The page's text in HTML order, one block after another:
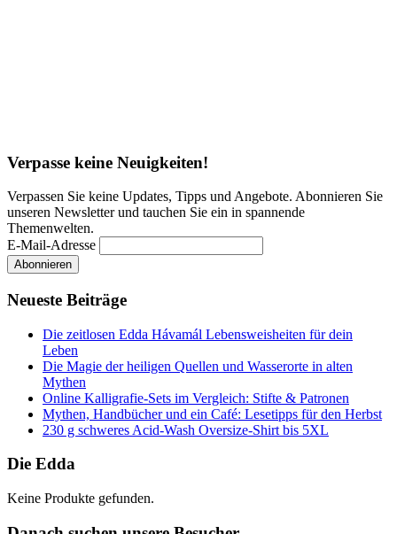
Verpasse keine Neuigkeiten!
Verpassen Sie keine Updates, Tipps und Angebote. Abonnieren Sie
unseren Newsletter und tauchen Sie ein in spannende
Themenwelten.
E-Mail-Adresse
Neueste Beiträge
Die zeitlosen Edda Hávamál Lebensweisheiten für dein
Leben
Die Magie der heiligen Quellen und Wasserorte in alten
Mythen
Online Kalligrafie‑Sets im Vergleich: Stifte & Patronen
Mythen, Handbücher und ein Café: Lesetipps für den Herbst
230 g schweres Acid-Wash Oversize-Shirt bis 5XL
Die Edda
Keine Produkte gefunden.